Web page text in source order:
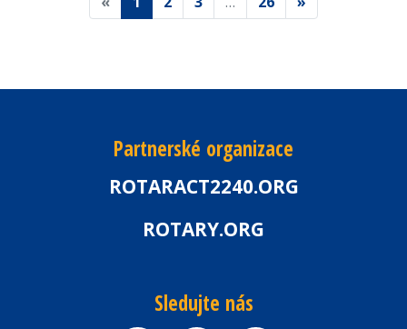
Partnerské organizace
ROTARACT2240.ORG
ROTARY.ORG
Sledujte nás